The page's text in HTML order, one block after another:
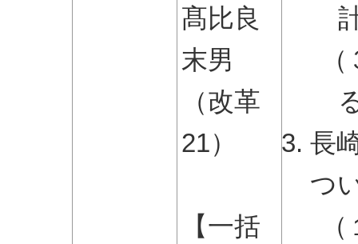
髙比良
末男
（改革
21）
【一括
長
つ